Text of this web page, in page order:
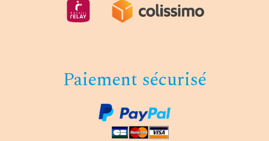
Paiement sécurisé